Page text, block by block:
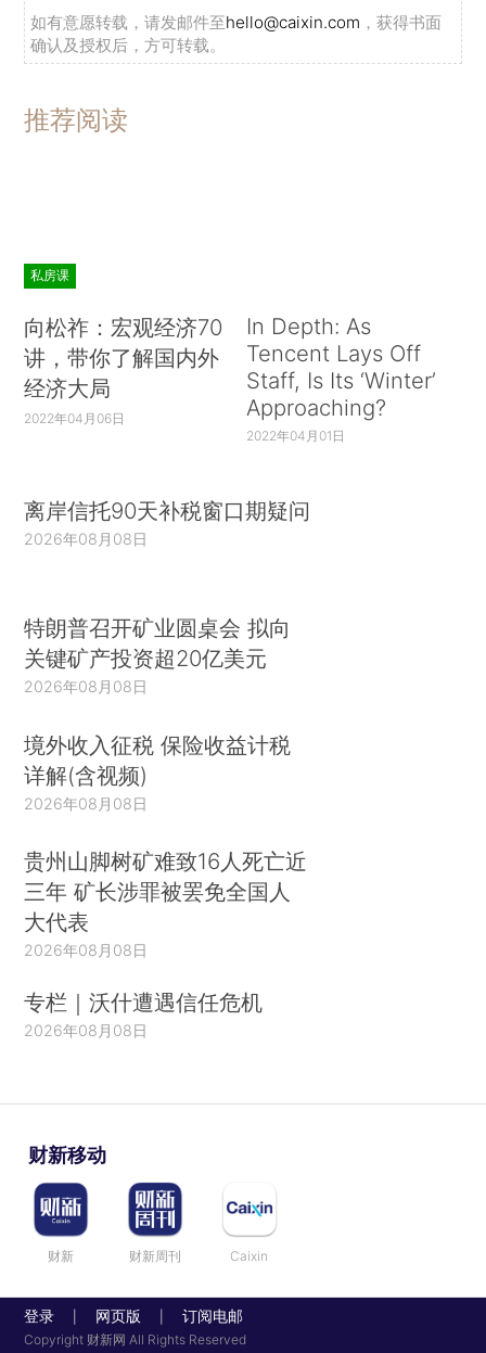
如有意愿转载，请发邮件至hello@caixin.com ，获得书面
确认及授权后，方可转载。
推荐阅读
私房课
向松祚：宏观经济70
讲，带你了解国内外
经济大局
2022年04月06日
In Depth: As
Tencent Lays Off
Staff, Is Its ‘Winter’
Approaching?
2022年04月01日
离岸信托90天补税窗口期疑问
2026年08月08日
特朗普召开矿业圆桌会 拟向
关键矿产投资超20亿美元
2026年08月08日
境外收入征税 保险收益计税
详解(含视频)
2026年08月08日
贵州山脚树矿难致16人死亡近
三年 矿长涉罪被罢免全国人
大代表
2026年08月08日
专栏｜沃什遭遇信任危机
2026年08月08日
财新移动
财新 财新周刊 Caixin
登录 网页版 订阅电邮
Copyright 财新网 All Rights Reserved